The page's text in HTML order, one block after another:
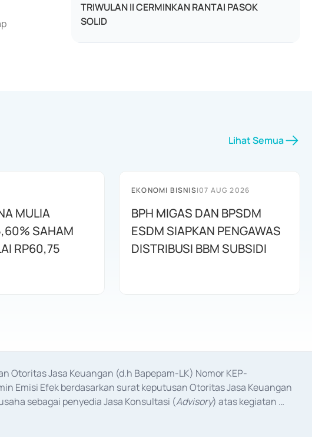
TRIWULAN II CERMINKAN RANTAI PASOK
SOLID
Lihat Semua
MULIA
SAHAM
RP60,75
EKONOMI BISNIS|07 AUG 2026
BPH MIGAS DAN BPSDM
ESDM SIAPKAN PENGAWAS
DISTRIBUSI BBM SUBSIDI
Otoritas Jasa Keuangan (d.h Bapepam-LK) Nomor KEP-
Emisi Efek berdasarkan surat keputusan Otoritas Jasa Keuangan
sebagai penyedia Jasa Konsultasi (Advisory) atas kegiatan